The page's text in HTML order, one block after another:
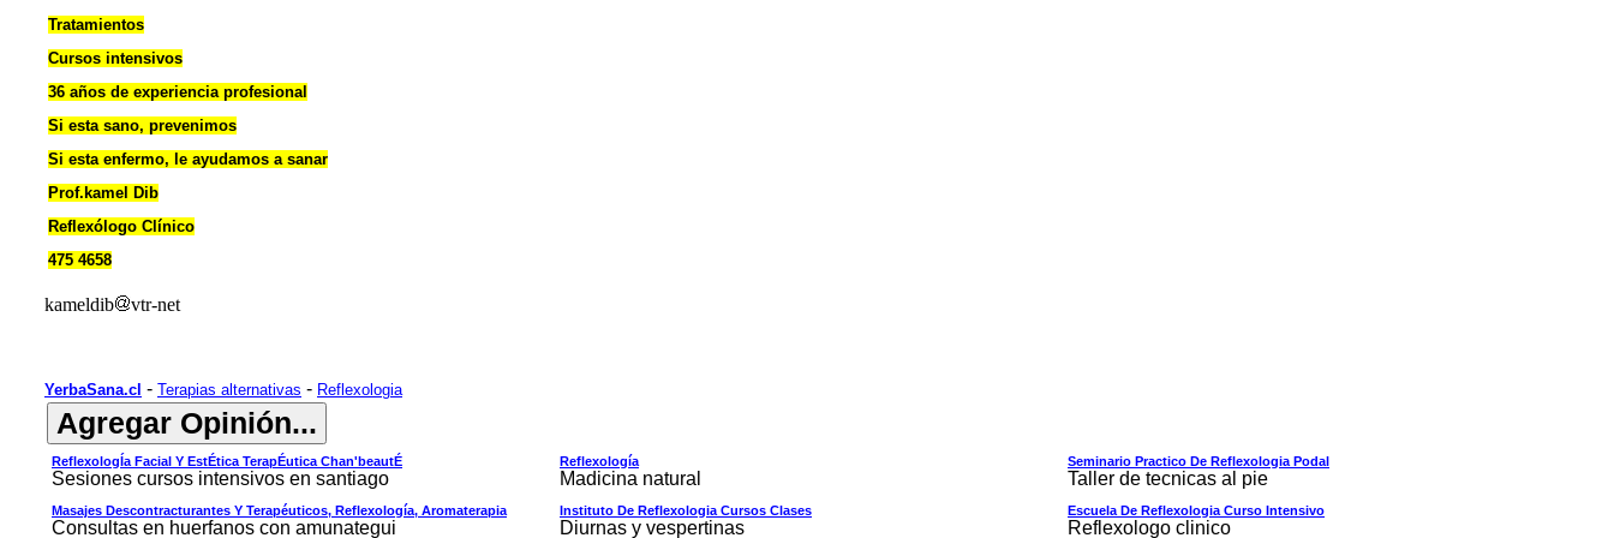
Tratamientos
Cursos intensivos
36 años de experiencia profesional
Si esta sano, prevenimos
Si esta enfermo, le ayudamos a sanar
Prof.kamel Dib
Reflexólogo Clínico
475 4658
kameldib vtr-net
YerbaSana.cl - Terapias alternativas - Reflexologia
ReflexologÍa Facial Y EstÉtica TerapÉutica Chan'beautÉ
Sesiones cursos intensivos en santiago
Reflexología
Madicina natural
Seminario Practico De Reflexologia Podal
Taller de tecnicas al pie
Masajes Descontracturantes Y Terapéuticos, Reflexología, Aromaterapia
Consultas en huerfanos con amunategui
Instituto De Reflexologia Cursos Clases
Diurnas y vespertinas
Escuela De Reflexologia Curso Intensivo
Reflexologo clinico